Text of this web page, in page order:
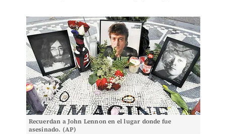
Recuerdan a John Lennon en el lugar donde fue
asesinado. (AP)